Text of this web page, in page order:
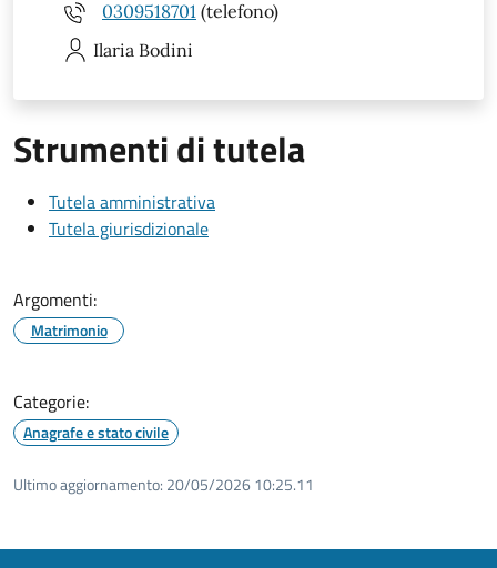
0309518701 (telefono)
Ilaria Bodini
Strumenti di tutela
Tutela amministrativa
Tutela giurisdizionale
Argomenti:
Matrimonio
Categorie:
Anagrafe e stato civile
Ultimo aggiornamento: 20/05/2026 10:25.11